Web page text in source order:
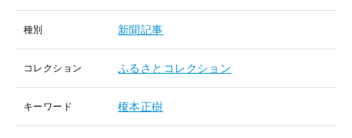
種別 新聞記事
コレクション ふるさとコレクション
キーワード 榎本正樹